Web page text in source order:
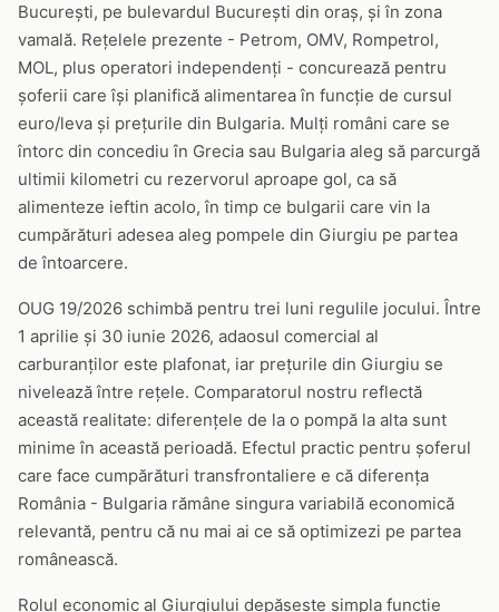
București, pe bulevardul București din oraș, și în zona
vamală. Rețelele prezente - Petrom, OMV, Rompetrol,
MOL, plus operatori independenți - concurează pentru
șoferii care își planifică alimentarea în funcție de cursul
euro/leva și prețurile din Bulgaria. Mulți români care se
întorc din concediu în Grecia sau Bulgaria aleg să parcurgă
ultimii kilometri cu rezervorul aproape gol, ca să
alimenteze ieftin acolo, în timp ce bulgarii care vin la
cumpărături adesea aleg pompele din Giurgiu pe partea
de întoarcere.
OUG 19/2026 schimbă pentru trei luni regulile jocului. Între
1 aprilie și 30 iunie 2026, adaosul comercial al
carburanților este plafonat, iar prețurile din Giurgiu se
nivelează între rețele. Comparatorul nostru reflectă
această realitate: diferențele de la o pompă la alta sunt
minime în această perioadă. Efectul practic pentru șoferul
care face cumpărături transfrontaliere e că diferența
România - Bulgaria rămâne singura variabilă economică
relevantă, pentru că nu mai ai ce să optimizezi pe partea
românească.
Rolul economic al Giurgiului depășește simpla funcție